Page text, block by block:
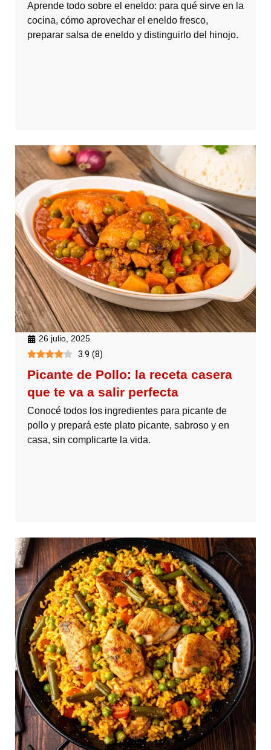
Aprende todo sobre el eneldo: para qué sirve en la
cocina, cómo aprovechar el eneldo fresco,
preparar salsa de eneldo y distinguirlo del hinojo.
26 julio, 2025
3.9 (8)
Picante de Pollo: la receta casera
que te va a salir perfecta
Conocé todos los ingredientes para picante de
pollo y prepará este plato picante, sabroso y en
casa, sin complicarte la vida.